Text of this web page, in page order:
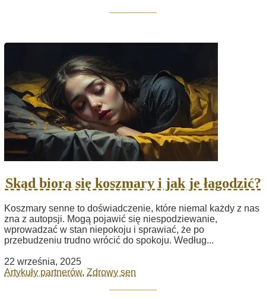
Skąd biorą się koszmary i jak je łagodzić?
Koszmary senne to doświadczenie, które niemal każdy z nas
zna z autopsji. Mogą pojawić się niespodziewanie,
wprowadzać w stan niepokoju i sprawiać, że po
przebudzeniu trudno wrócić do spokoju. Według...
22 września, 2025
Artykuły partnerów, Zdrowy sen